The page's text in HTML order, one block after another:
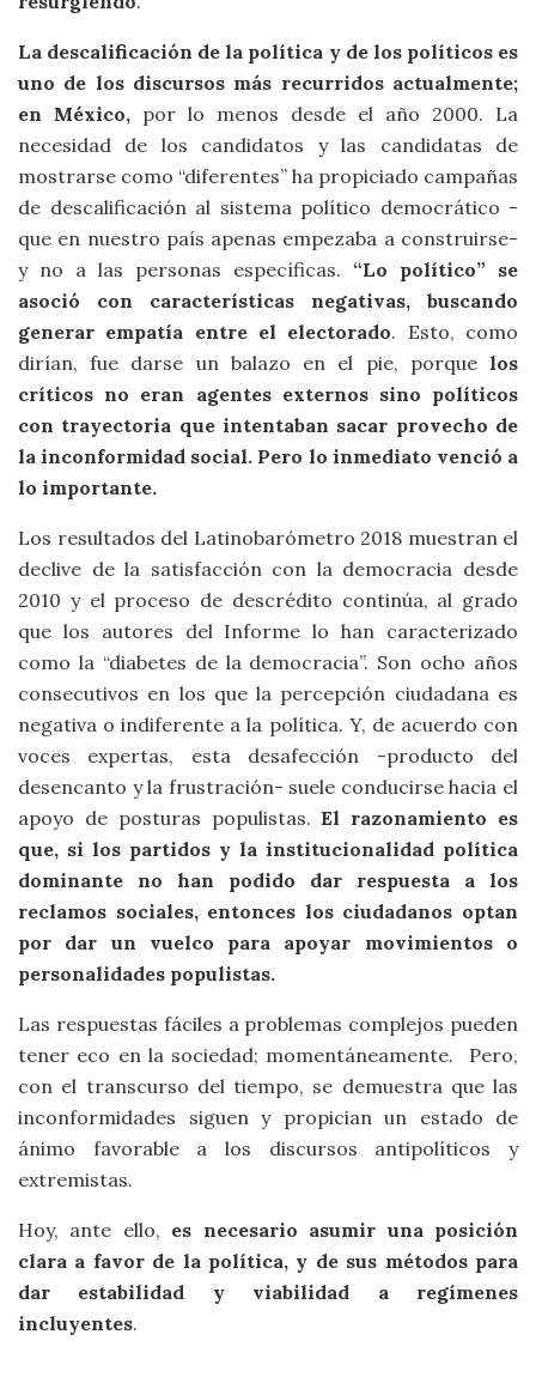
La descalificación de la política y de los políticos es
uno de los discursos más recurridos actualmente;
en México, por lo menos desde el año 2000. La
necesidad de los candidatos y las candidatas de
mostrarse como “diferentes” ha propiciado campañas
de descalificación al sistema político democrático -
que en nuestro país apenas empezaba a construirse-
y no a las personas específicas. “Lo político” se
asoció con características negativas, buscando
generar empatía entre el electorado. Esto, como
dirían, fue darse un balazo en el pie, porque los
críticos no eran agentes externos sino políticos
con trayectoria que intentaban sacar provecho de
la inconformidad social. Pero lo inmediato venció a
lo importante.
Los resultados del Latinobarómetro 2018 muestran el
declive de la satisfacción con la democracia desde
2010 y el proceso de descrédito continúa, al grado
que los autores del Informe lo han caracterizado
como la “diabetes de la democracia”. Son ocho años
consecutivos en los que la percepción ciudadana es
negativa o indiferente a la política. Y, de acuerdo con
voces expertas, esta desafección -producto del
desencanto y la frustración- suele conducirse hacia el
apoyo de posturas populistas.El razonamiento es
que, si los partidos y la institucionalidad política
dominante no han podido dar respuesta a los
reclamos sociales, entonces los ciudadanos optan
por dar un vuelco para apoyar movimientos o
personalidades populistas.
Las respuestas fáciles a problemas complejos pueden
tener eco en la sociedad; momentáneamente. Pero,
con el transcurso del tiempo, se demuestra que las
inconformidades siguen y propician un estado de
ánimo favorable a los discursos antipolíticos y
extremistas.
Hoy, ante ello, es necesario asumir una posición
clara a favor de la política, y de sus métodos para
dar estabilidad y viabilidad a regímenes
incluyentes.